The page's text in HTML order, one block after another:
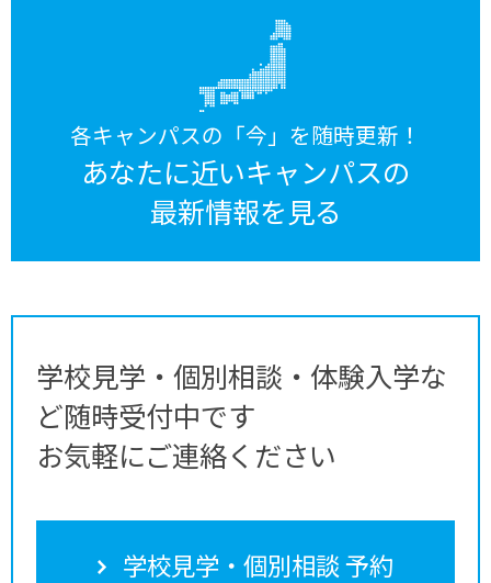
各キャンパスの「今」を随時更新！
あなたに近いキャンパスの
最新情報を見る
学校見学・個別相談・体験入学な
ど随時受付中です
お気軽にご連絡ください
学校見学・個別相談 予約